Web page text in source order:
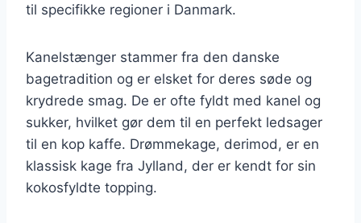
til specifikke regioner i Danmark.
Kanelstænger stammer fra den danske
bagetradition og er elsket for deres søde og
krydrede smag. De er ofte fyldt med kanel og
sukker, hvilket gør dem til en perfekt ledsager
til en kop kaffe. Drømmekage, derimod, er en
klassisk kage fra Jylland, der er kendt for sin
kokosfyldte topping.